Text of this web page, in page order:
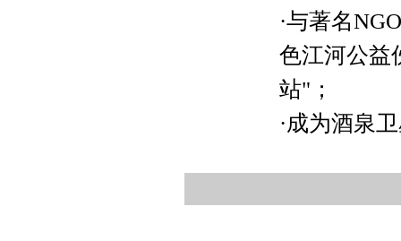
·与著名
色江河公益
站"；
·成为酒泉